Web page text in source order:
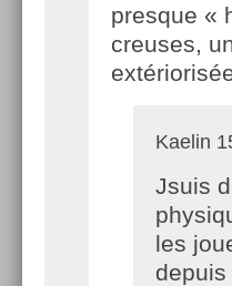
presque «
creuses,
Kaelin
Jsuis
les
depuis